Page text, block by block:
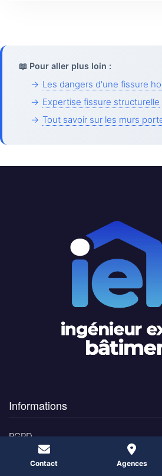
📖 Pour aller plus loin :
→ Les dangers d'une fissure
→ Expertise fissure structurelle
→ Tout savoir sur les murs
Informations
RGPD
Mentions légales
Contact Agences